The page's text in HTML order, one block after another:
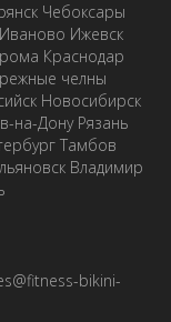
Чебоксары
Иваново Ижевск
Краснодар
челны
Новосибирск
на-Дону Рязань
Тамбов
Владимир
bikini-